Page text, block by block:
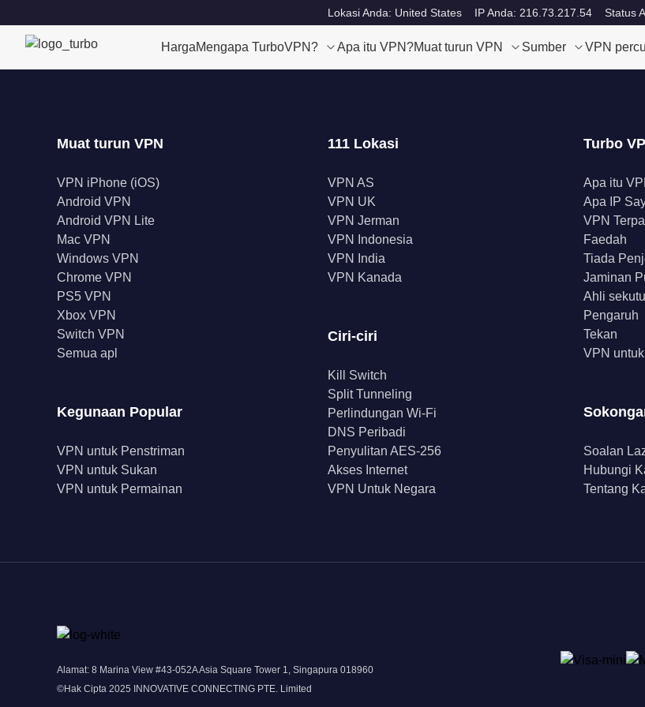
Lokasi Anda: United States IP Anda: 216.73.217.54 Status
HargaMengapa TurboVPN? Apa itu VPN?Muat turun VPN Sumber VPN
Muat turun VPN
VPN iPhone (iOS)
Android VPN
Android VPN Lite
Mac VPN
Windows VPN
Chrome VPN
PS5 VPN
Xbox VPN
Switch VPN
Semua apl
Kegunaan Popular
VPN untuk Penstriman
VPN untuk Sukan
VPN untuk Permainan
111 Lokasi
VPN AS
VPN UK
VPN Jerman
VPN Indonesia
VPN India
VPN Kanada
Ciri-ciri
Kill Switch
Split Tunneling
Perlindungan Wi-Fi
DNS Peribadi
Penyulitan AES-256
Akses Internet
VPN Untuk Negara
Turbo
Apa itu
Apa IP
VPN
Faedah
Tiada
Jaminan
Ahli sekutu
Pengaruh
Tekan
VPN
Soalan
Hubungi
Tentang
Alamat: 8 Marina View #43-052A Asia Square Tower 1, Singapura 018960
©Hak Cipta 2025 INNOVATIVE CONNECTING PTE. Limited